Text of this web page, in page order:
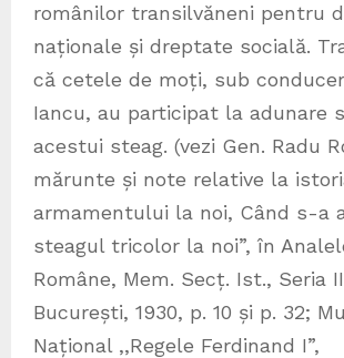
românilor transilvăneni pentru
naționale și dreptate socială.
că cetele de moți, sub
Iancu, au participat la adunare
acestui steag. (vezi Gen. Radu
mărunte și note relative la
armamentului la noi, Când s-a
steagul tricolor la noi”, în
Române, Mem. Secț. Ist., Seria
București, 1930, p. 10 și p. 32;
Național ,,Regele Ferdinand I”,